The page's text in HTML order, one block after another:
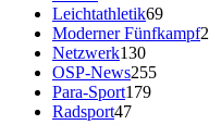
Leichtathletik69
Moderner Fünfkampf2
Netzwerk130
OSP-News255
Para-Sport179
Radsport47